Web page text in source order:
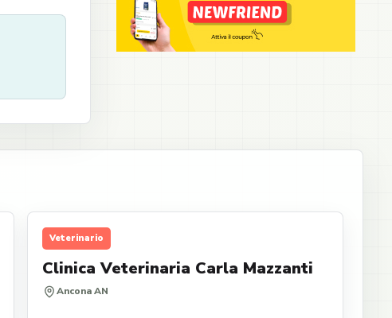
Veterinario
Clinica Veterinaria Carla Mazzanti
Ancona AN